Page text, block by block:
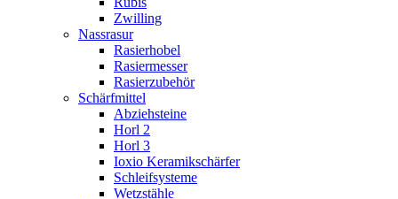
Zwilling
Nassrasur
Rasierhobel
Rasiermesser
Rasierzubehör
Schärfmittel
Abziehsteine
Horl 2
Horl 3
Ioxio Keramikschärfer
Schleifsysteme
Wetzstähle